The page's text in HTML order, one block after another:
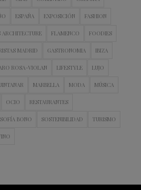
ESPAÑA EXPOSICIÓN FASHION
ARCHITECTURE FLAMENCO FOODIES
MADRID GASTRONOMIA IBIZA
ROSA-VIOLAN LIFESTYLE LUJO
MARBELLA MODA MÚSICA
OCIO RESTAURANTES
SOFÍA BONO SOSTENIBILIDAD TURISMO